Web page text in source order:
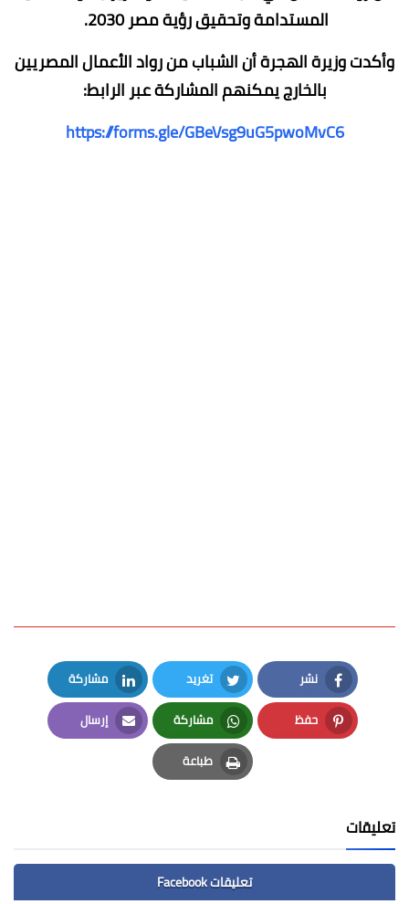
المستدامة وتحقيق رؤية مصر 2030.
وأكدت وزيرة الهجرة أن الشباب من رواد الأعمال المصريين
بالخارج يمكنهم المشاركة عبر الرابط:
https://forms.gle/GBeVsg9uG5pwoMvC6
نشر
Facebook
تغريد
Twitter
مشاركة
LinkedIn
حفظ
Pinterest
مشاركة
Whatsapp
إرسال
Email
طباعة
Print
تعليقات
تعليقات Facebook